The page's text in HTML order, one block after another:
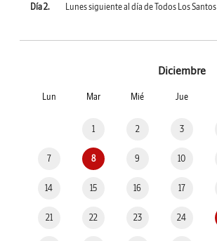
Día 2. Lunes siguiente al día de Todos Los Santos
Diciembre
Lun Mar Mié Jue
1 2 3
7 8 9 10
14 15 16 17
21 22 23 24